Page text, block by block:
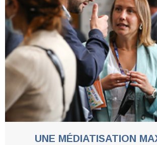
UNE MÉDIATISATION